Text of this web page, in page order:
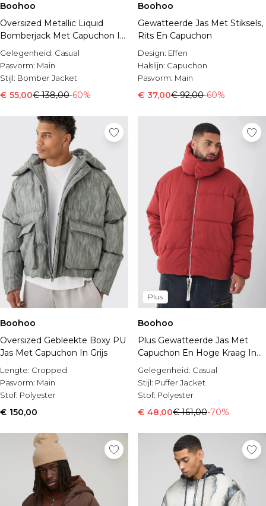
Boohoo
Oversized Metallic Liquid
Bomberjack Met Capuchon In
Grijs
Gelegenheid: Casual
Pasvorm: Main
Stijl: Bomber Jacket
€ 55,00€ 138,00-60%
Boohoo
Gewatteerde Jas Met Stiksels,
Rits En Capuchon
Design: Effen
Halslijn: Capuchon
Pasvorm: Main
€ 37,00€ 92,00-60%
Boohoo
Oversized Gebleekte Boxy PU
Jas Met Capuchon In Grijs
Lengte: Cropped
Pasvorm: Main
Stof: Polyester
€ 150,00
Plus
Boohoo
Plus Gewatteerde Jas Met
Capuchon En Hoge Kraag In
Rust
Gelegenheid: Casual
Stijl: Puffer Jacket
Stof: Polyester
€ 48,00€ 161,00-70%